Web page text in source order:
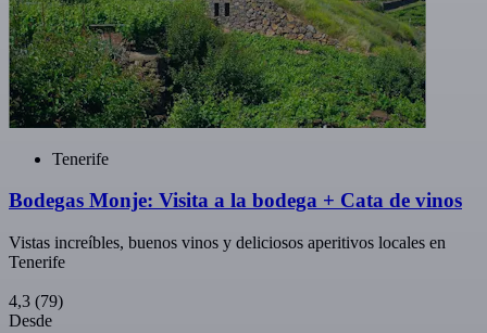
Tenerife
Bodegas Monje: Visita a la bodega + Cata de vinos
Vistas increíbles, buenos vinos y deliciosos aperitivos locales en
Tenerife
4,3 (79)
Desde